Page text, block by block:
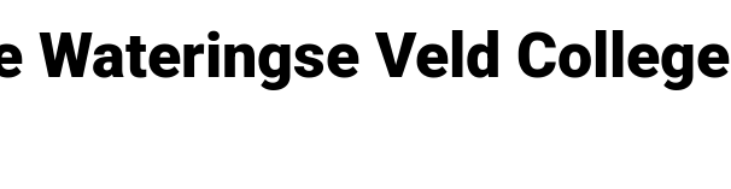
Wateringse Veld College